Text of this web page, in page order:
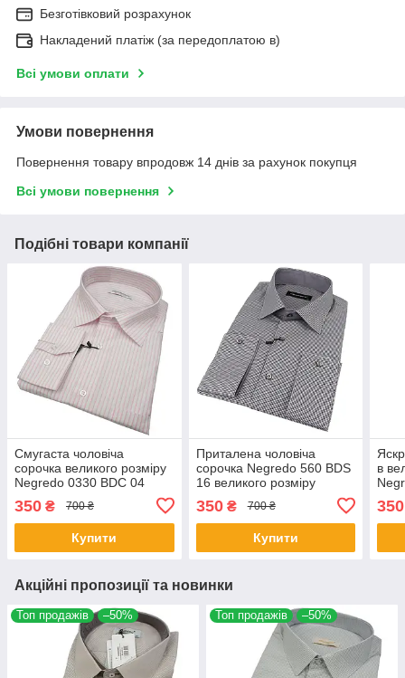
Безготівковий розрахунок
Накладений платіж (за передоплатою в)
Всі умови оплати
Умови повернення
Повернення товару впродовж 14 днів за рахунок покупця
Всі умови повернення
Подібні товари компанії
Смугаста чоловіча
сорочка великого розміру
Negredo 0330 BDC 04
350 ₴ 700 ₴
Купити
Приталена чоловіча
сорочка Negredo 560 BDS
16 великого розміру
350₴ 700 ₴
Купити
в
350
Акційні пропозиції та новинки
Топ продажів –50% Топ продажів –50%